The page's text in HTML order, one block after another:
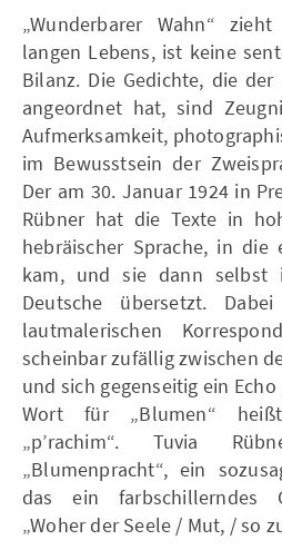
„Wunderbarer Wahn“
langen Lebens, ist keine
Bilanz. Die Gedichte, die
angeordnet hat, sind
Aufmerksamkeit,
im Bewusstsein der
Der am 30. Januar 1924 in
Rübner hat die Texte in
hebräischer Sprache, in
kam, und sie dann selbst
Deutsche übersetzt.
lautmalerischen
scheinbar zufällig zwischen
und sich gegenseitig ein
Wort für „Blumen“
„p’rachim“. Tuvia
„Blumenpracht“, ein
das ein farbschillerndes
„Woher der Seele / Mut, / so